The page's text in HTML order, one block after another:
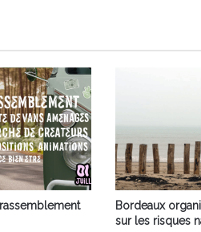
Bordeaux
sur les risques